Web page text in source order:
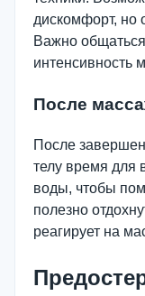
дискомфорт, но
Важно
интенсивность
После
После
телу время для
воды, чтобы
полезно
реагирует на